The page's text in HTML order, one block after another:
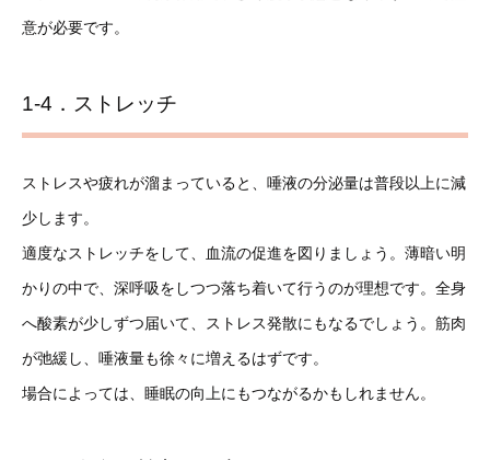
意が必要です。
1-4．ストレッチ
ストレスや疲れが溜まっていると、唾液の分泌量は普段以上に減
少します。
適度なストレッチをして、血流の促進を図りましょう。薄暗い明
かりの中で、深呼吸をしつつ落ち着いて行うのが理想です。全身
へ酸素が少しずつ届いて、ストレス発散にもなるでしょう。筋肉
が弛緩し、唾液量も徐々に増えるはずです。
場合によっては、睡眠の向上にもつながるかもしれません。